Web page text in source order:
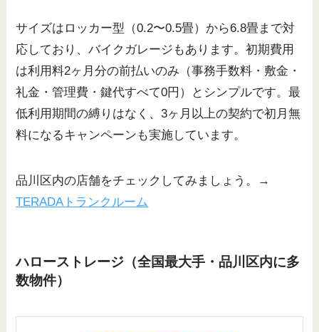
サイズはロッカー型（0.2〜0.5畳）から6.8畳まで対
応しており、バイクガレージもあります。初期費用
は利用料2ヶ月分の前払いのみ（事務手数料・敷金・
礼金・管理費・鍵代すべて0円）とシンプルです。最
低利用期間の縛りはなく、3ヶ月以上の契約で初月無
料になるキャンペーンも実施しています。
品川区内の店舗をチェックしてみましょう。→
TERADAトランクルーム
ハローストレージ（全国最大手・品川区内に多
数物件）